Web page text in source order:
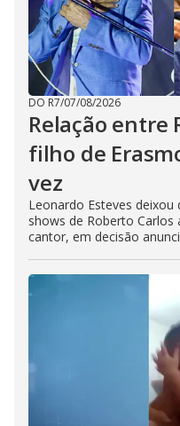
DO R7/07/08/2026
Relação entre
filho de
vez
Leonardo Esteves
shows de Roberto
cantor, em decisão